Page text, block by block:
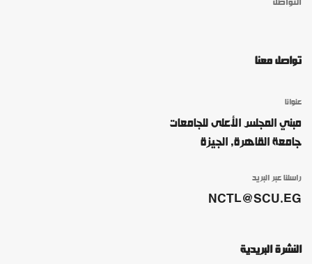
تواصل معنا
عنوانا
مبني المجلس الأعلى للجامعات
جامعة القاهرة, الجيزة
راسلنا عبر البريد
NCTL@SCU.EG
النشرة البريدية